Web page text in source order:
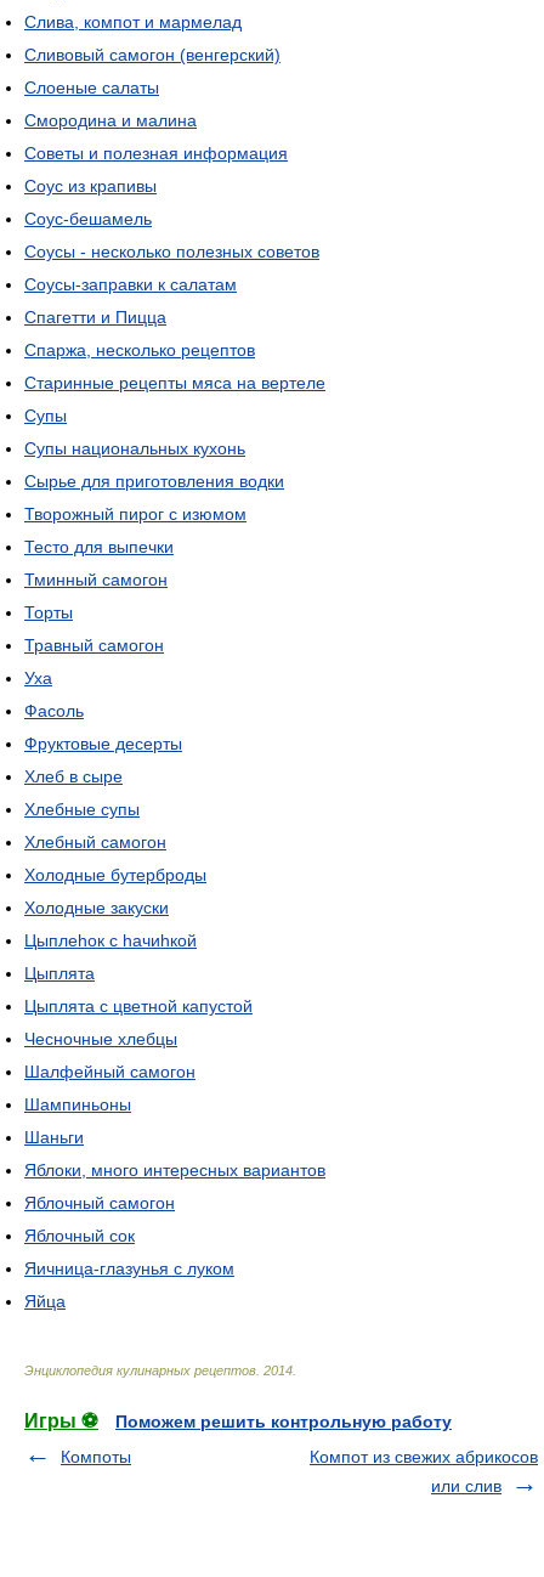
Слива, компот и мармелад
Сливовый самогон (венгерский)
Слоеные салаты
Смородина и малина
Советы и полезная информация
Соус из крапивы
Соус-бешамель
Соусы - несколько полезных советов
Соусы-заправки к салатам
Спагетти и Пицца
Спаржа, несколько рецептов
Старинные рецепты мяса на вертеле
Супы
Супы национальных кухонь
Сырье для приготовления водки
Творожный пирог с изюмом
Тесто для выпечки
Тминный самогон
Торты
Травный самогон
Уха
Фасоль
Фруктовые десерты
Хлеб в сыре
Хлебные супы
Хлебный самогон
Холодные бутерброды
Холодные закуски
Цыплеhок с hачиhкой
Цыплята
Цыплята с цветной капустой
Чесночные хлебцы
Шалфейный самогон
Шампиньоны
Шаньги
Яблоки, много интересных вариантов
Яблочный самогон
Яблочный сок
Яичница-глазунья с луком
Яйца
Энциклопедия кулинарных рецептов 2014
Игры ⚽
Поможем решить контрольную работу
Компоты
Компот из свежих абрикосов
или слив